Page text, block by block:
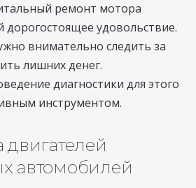
ремонт мотора
дорогостоящее удовольствие.
внимательно следить за
лишних денег.
диагностики для этого
инструментом.
двигателей
автомобилей